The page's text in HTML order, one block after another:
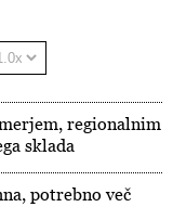
regionalnim
sklada
potrebno več